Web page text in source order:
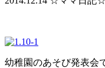
幼稚園のあそび発表会